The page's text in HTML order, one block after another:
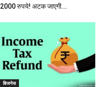
2000 रुपये! अटक जाएगी...
बिजनेस